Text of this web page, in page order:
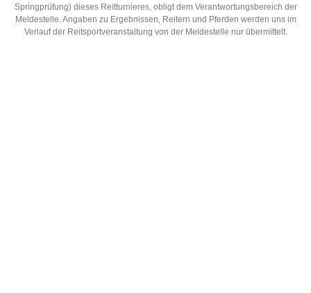
Springprüfung) dieses Reitturnieres, obligt dem Verantwortungsbereich der
Meldestelle. Angaben zu Ergebnissen, Reitern und Pferden werden uns im
Verlauf der Reitsportveranstaltung von der Meldestelle nur übermittelt.